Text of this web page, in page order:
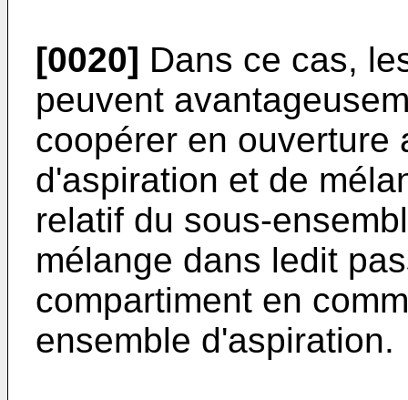
[0020] Dans ce cas,
peuvent
coopérer en ouverture
d'aspiration et de
relatif du sous-
mélange dans ledit
compartiment en
ensemble d'aspiration.